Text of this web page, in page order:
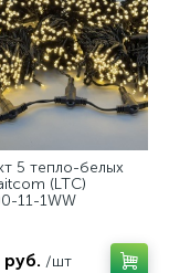
4
5 тепло-белых
(LTC)
11-1WW
/шт